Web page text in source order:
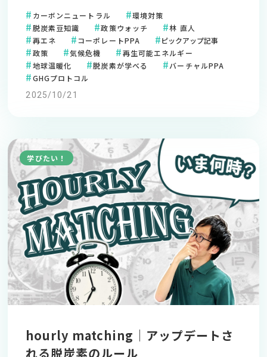
カーボンニュートラル
環境対策
脱炭素豆知識
政策ウォッチ
林 直人
再エネ
コーポレートPPA
ピックアップ記事
政策
気候危機
再生可能エネルギー
地球温暖化
脱炭素が学べる
バーチャルPPA
GHGプロトコル
2025/10/21
学びたい！
hourly matching｜アップデートさ
れる脱炭素のルール